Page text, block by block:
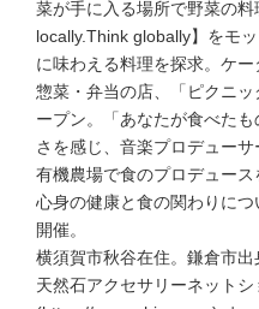
菜が手に入る場所で野菜の
locally.Think globally】をモ
に味わえる料理を探求。ケ
惣菜・弁当の店、「ピクニ
ープン。「あなたが食べた
さを感じ、音楽プロデュー
有機農場で食のプロデュース
心身の健康と食の関わりに
開催。
横須賀市秋谷在住。鎌倉市出
天然石アクセサリーネット